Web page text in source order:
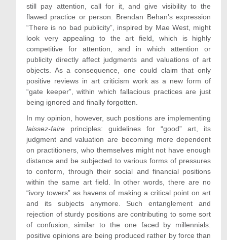
still pay attention, call for it, and give visibility to the
flawed practice or person. Brendan Behan’s expression
“There is no bad publicity”, inspired by Mae West, might
look very appealing to the art field, which is highly
competitive for attention, and in which attention or
publicity directly affect judgments and valuations of art
objects. As a consequence, one could claim that only
positive reviews in art criticism work as a new form of
“gate keeper”, within which fallacious practices are just
being ignored and finally forgotten.
In my opinion, however, such positions are implementing
laissez-faireprinciples: guidelines for “good” art, its
judgment and valuation are becoming more dependent
on practitioners, who themselves might not have enough
distance and be subjected to various forms of pressures
to conform, through their social and financial positions
within the same art field. In other words, there are no
“ivory towers” as havens of making a critical point on art
and its subjects anymore. Such entanglement and
rejection of sturdy positions are contributing to some sort
of confusion, similar to the one faced by millennials:
positive opinions are being produced rather by force than